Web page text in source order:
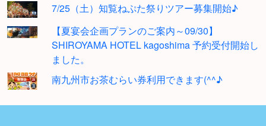
7/25（土）知覧ねぷた祭りツアー募集開始♪
【夏宴会企画プランのご案内～09/30】
SHIROYAMA HOTEL kagoshima 予約受付開始し
ました。
南九州市お茶むらい券利用できます(^^♪